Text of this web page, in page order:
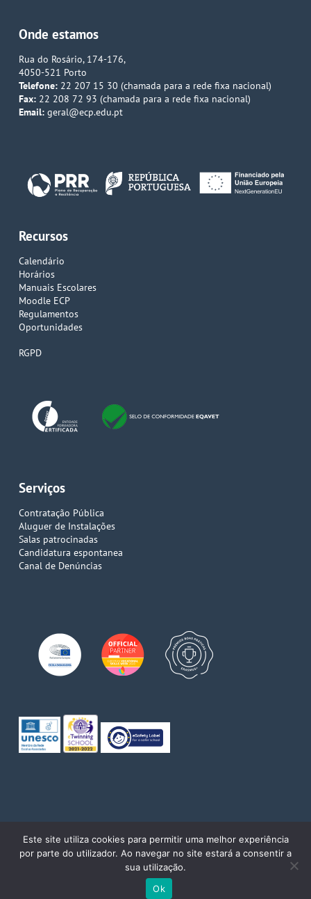
Onde estamos
Rua do Rosário, 174-176,
4050-521 Porto
Telefone:22 207 15 30 (chamada para a rede fixa nacional)
Fax:22 208 72 93 (chamada para a rede fixa nacional)
Email: geral@ecp.edu.pt
Recursos
Calendário
Horários
Manuais Escolares
Moodle ECP
Regulamentos
Oportunidades
RGPD
Serviços
Contratação Pública
Aluguer de Instalações
Salas patrocinadas
Candidatura espontanea
Canal de Denúncias
twitter facebookpinterestlinkedinyoutubeinstagram
Este site utiliza cookies para permitir uma melhor experiência
por parte do utilizador. Ao navegar no site estará a consentir a
sua utilização.
Ok